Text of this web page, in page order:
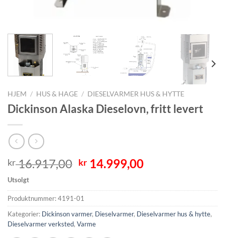
HJEM / HUS & HAGE / DIESELVARMER HUS & HYTTE
Dickinson Alaska Dieselovn, fritt levert
kr16.917,00 Opprinnelig
var:
kr 16.917,00.
kr 14.999,00Nåværende
er:
Utsolgt
Produktnummer:4191-01
Kategorier: Dickinson varmer, Dieselvarmer, Dieselvarmer hus & hytte,
Dieselvarmer verksted, Varme